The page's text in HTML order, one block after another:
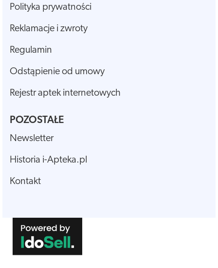
Polityka prywatności
Reklamacje i zwroty
Regulamin
Odstąpienie od umowy
Rejestr aptek internetowych
POZOSTAŁE
Newsletter
Historia i-Apteka.pl
Kontakt